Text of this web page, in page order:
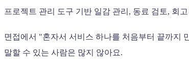
프로젝트 관리 도구 기반 일감 관리, 동료 검토, 회
면접에서 "혼자서 서비스 하나를 처음부터 끝까지
말할 수 있는 사람은 많지 않아요.